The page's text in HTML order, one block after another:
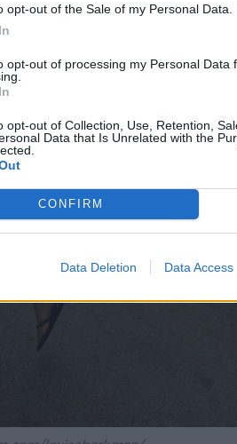
opt-out of the Sale of my Personal Data.
opt-out of processing my Personal Data
opt-out of Collection, Use, Retention,
Data that Is Unrelated with the
CONFIRM
Data Deletion Data Access